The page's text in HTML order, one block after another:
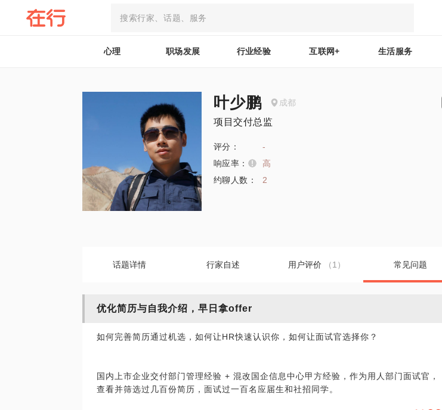
心理 职场发展 行业经验 互联网+ 生活服务
叶少鹏 成都
项目交付总监
评分：
-
响应率：
高
约聊人数：
2
话题详情 行家自述 用户评价 （1） 常见问题
优化简历与自我介绍，早日拿offer
如何完善简历通过机选，如何让HR快速认识你，如何让面试官选择你？
国内上市企业交付部门管理经验 + 混改国企信息中心甲方经验，作为用人部门面试官，
查看并筛选过几百份简历，面试过一百名应届生和社招同学。